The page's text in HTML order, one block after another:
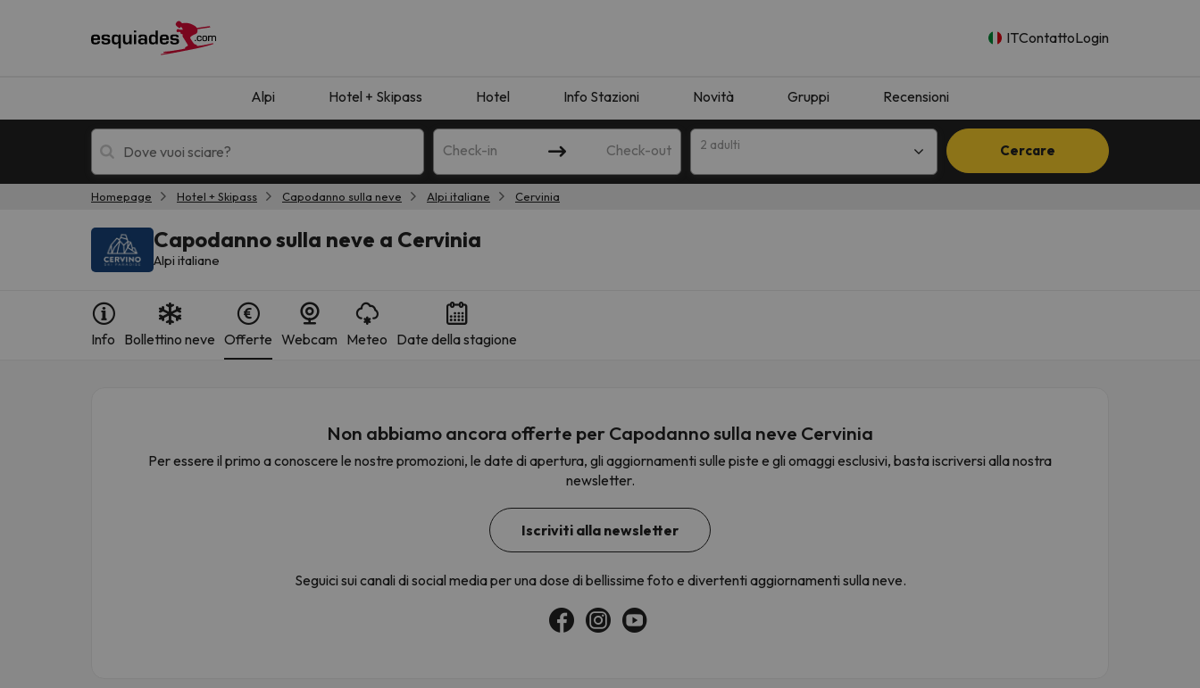
ITContattoLogin
Alpi Hotel + Skipass Hotel Info Stazioni Novità Gruppi Recensioni
Check-in Check-out 2 adulti Cercare
Hotel + skipass Hotel di montagna
Sembra che il nostro ricercatore abbia perso la strada. Non appena troverà la bussola, tornerà.
Homepage Hotel + Skipass Capodanno sulla neve Alpi italiane Cervinia
Capodanno sulla neve a Cervinia
Alpi italiane
Info Bollettino neve Offerte Webcam Meteo Date della stagione
Non abbiamo ancora offerte per Capodanno sulla neve Cervinia
Per essere il primo a conoscere le nostre promozioni, le date di apertura, gli aggiornamenti sulle piste e gli omaggi esclusivi, basta iscriversi alla nostra
newsletter.
Iscriviti alla newsletter
Seguici sui canali di social media per una dose di bellissime foto e divertenti aggiornamenti sulla neve.